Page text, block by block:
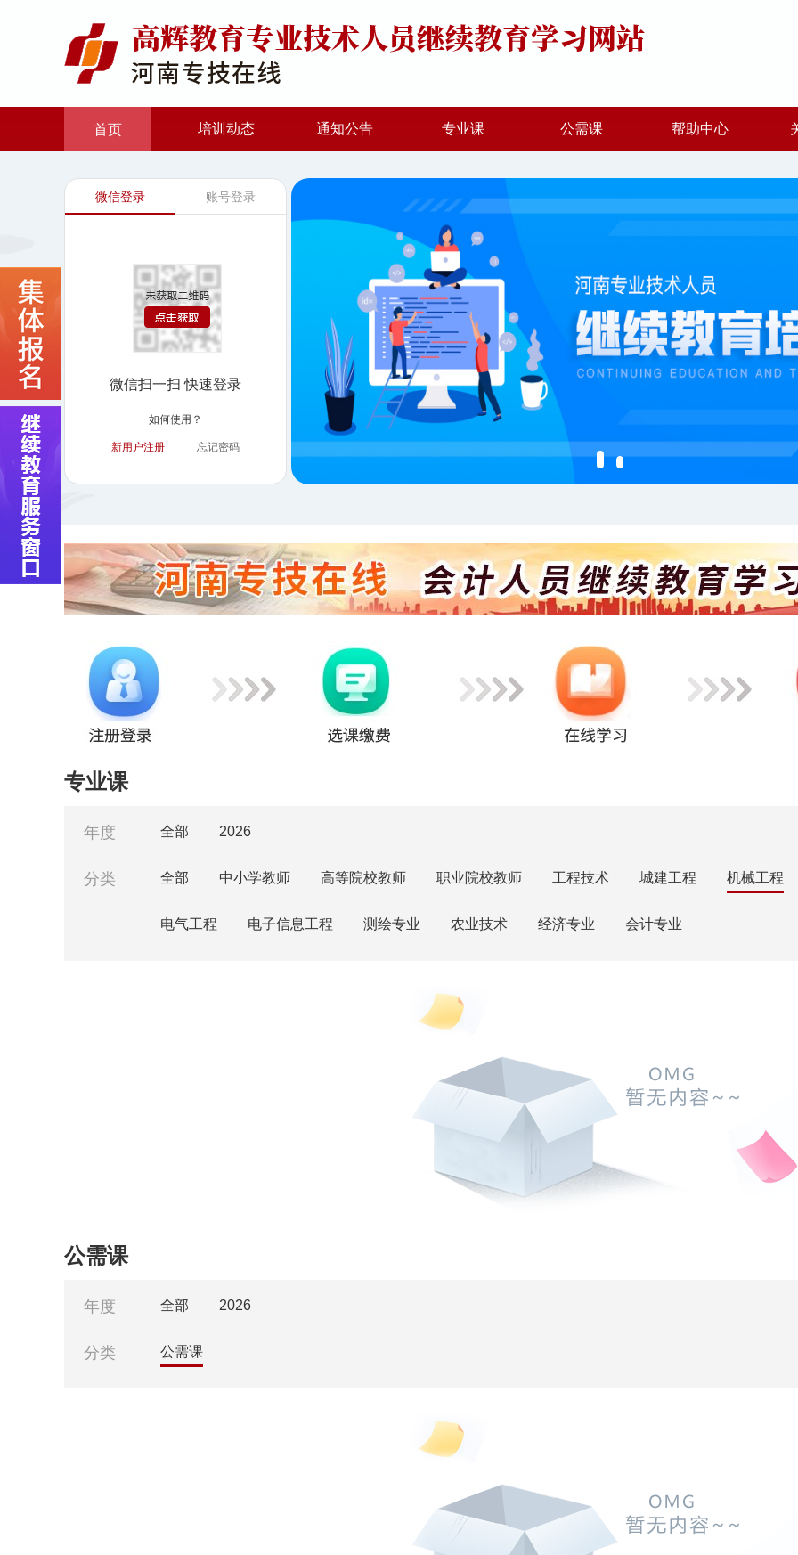
首页 培训动态 通知公告 专业课 公需课 帮助中心
微信登录 账号登录
微信扫一扫 快速登录
如何使用？
新用户注册 忘记密码
专业课
年度 全部 2026
分类 全部 中小学教师 高等院校教师 职业院校教师 工程技术 城建工程 机械工程
电气工程 电子信息工程 测绘专业 农业技术 经济专业 会计专业
公需课
年度 全部 2026
分类 公需课